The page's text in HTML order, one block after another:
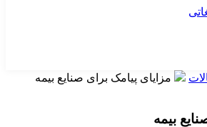
مزایای پیامک برای صنایع بیمه
بیمه